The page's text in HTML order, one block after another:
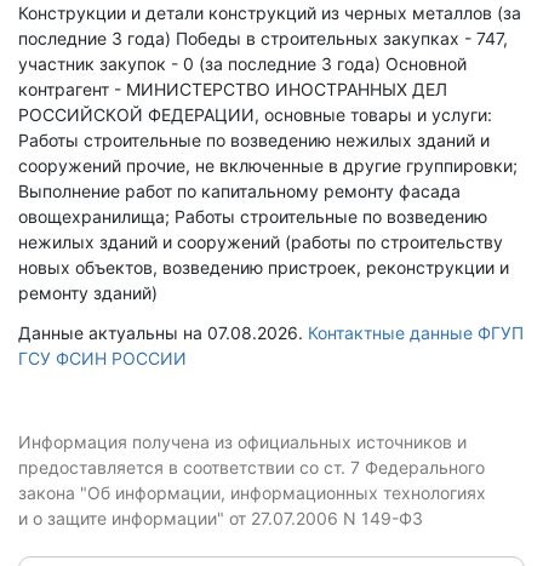
Конструкции и детали конструкций из черных металлов (за
последние 3 года) Победы в строительных закупках - 747,
участник закупок - 0 (за последние 3 года) Основной
контрагент - МИНИСТЕРСТВО ИНОСТРАННЫХ ДЕЛ
РОССИЙСКОЙ ФЕДЕРАЦИИ, основные товары и услуги:
Работы строительные по возведению нежилых зданий и
сооружений прочие, не включенные в другие группировки;
Выполнение работ по капитальному ремонту фасада
овощехранилища; Работы строительные по возведению
нежилых зданий и сооружений (работы по строительству
новых объектов, возведению пристроек, реконструкции и
ремонту зданий)
Данные актуальны на 07.08.2026. Контактные данные ФГУП
ГСУ ФСИН РОССИИ
Информация получена из официальных источников и
предоставляется в соответствии со ст. 7 Федерального
закона "Об информации, информационных технологиях
и о защите информации" от 27.07.2006 N 149-ФЗ